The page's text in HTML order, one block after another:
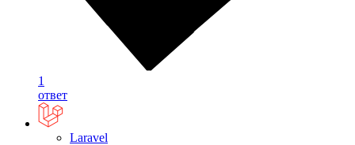
1
ответ
Laravel